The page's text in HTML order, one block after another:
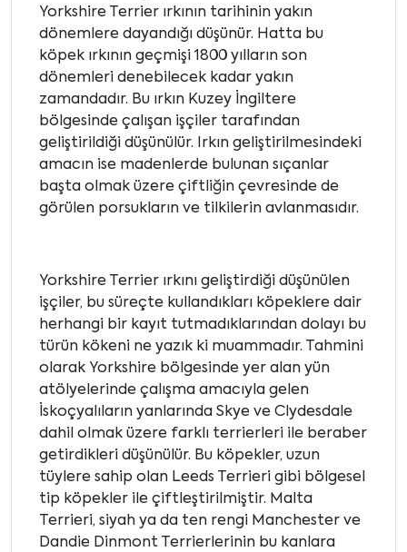
Yorkshire Terrier ırkının tarihinin yakın
dönemlere dayandığı düşünür. Hatta bu
köpek ırkının geçmişi 1800 yılların son
dönemleri denebilecek kadar yakın
zamandadır. Bu ırkın Kuzey İngiltere
bölgesinde çalışan işçiler tarafından
geliştirildiği düşünülür. Irkın geliştirilmesindeki
amacın ise madenlerde bulunan sıçanlar
başta olmak üzere çiftliğin çevresinde de
görülen porsukların ve tilkilerin avlanmasıdır.
Yorkshire Terrier ırkını geliştirdiği düşünülen
işçiler, bu süreçte kullandıkları köpeklere dair
herhangi bir kayıt tutmadıklarından dolayı bu
türün kökeni ne yazık ki muammadır. Tahmini
olarak Yorkshire bölgesinde yer alan yün
atölyelerinde çalışma amacıyla gelen
İskoçyalıların yanlarında Skye ve Clydesdale
dahil olmak üzere farklı terrierleri ile beraber
getirdikleri düşünülür. Bu köpekler, uzun
tüylere sahip olan Leeds Terrieri gibi bölgesel
tip köpekler ile çiftleştirilmiştir. Malta
Terrieri, siyah ya da ten rengi Manchester ve
Dandie Dinmont Terrierlerinin bu kanlara